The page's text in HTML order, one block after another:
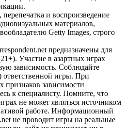
и воспроизведение
материалов,
Getty Images, строго
предназначены для
Участие в азартных играх
зависимость. Соблюдайте
игры. При
признаков зависимости
к специалисту. Помните, что
не может являться источником
работе. Информационный
не проводит игры на реальные